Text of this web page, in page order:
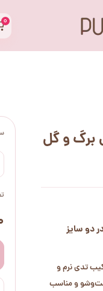
۰
برگ و گل
دو سایز
تدی نرم و
و مناسب